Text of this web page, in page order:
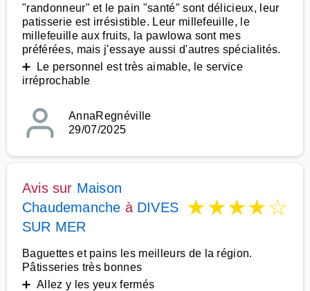
"randonneur" et le pain "santé" sont délicieux, leur
patisserie est irrésistible. Leur millefeuille, le
millefeuille aux fruits, la pawlowa sont mes
préférées, mais j'essaye aussi d'autres spécialités.
➕ Le personnel est très aimable, le service
irréprochable
AnnaRegnéville
29/07/2025
Avis sur Maison
Chaudemanche à DIVES
SUR MER
★★★★☆
Baguettes et pains les meilleurs de la région.
Pâtisseries très bonnes
➕ Allez y les yeux fermés